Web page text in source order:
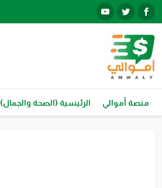
منصة أموالي الرئيسية (الصحة والجمال)